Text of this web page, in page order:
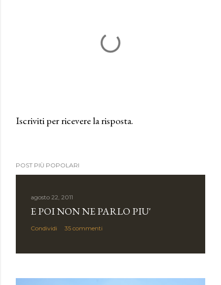
t
Iscriviti per ricevere la risposta.
POST PIÙ POPOLARI
agosto 22, 2011
E POI NON NE PARLO PIU'
Condividi 35 commenti